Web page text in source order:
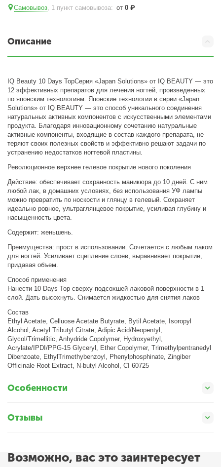
Самовывоз, 1 пункт самовывоза: от0 ₽
Описание
IQ Beauty 10 Days TopСерия «Japan Solutions» от IQ BEAUTY — это
12 эффективных препаратов для лечения ногтей, произведенных
по японским технологиям. Японские технологии в серии «Japan
Solutions» от IQ BEAUTY — это способ уникального соединения
натуральных активных компонентов с искусственными элементами
продукта. Благодаря инновационному сочетанию натуральные
активные компоненты, входящие в состав каждого препарата, не
теряют своих полезных свойств и эффективно решают задачи по
устранению недостатков ногтевой пластины.
Революционное верхнее гелевое покрытие нового поколения
Действие: обеспечивает сохранность маникюра до 10 дней. С ним
любой лак, в домашних условиях, без использования УФ лампы
можно превратить по носкости и глянцу в гелевый. Сохраняет
идеально ровное, ультраглянцевое покрытие, усиливая глубину и
насыщенность цвета.
Содержит: женьшень.
Преимущества: прост в использовании. Сочетается с любым лаком
для ногтей. Усиливает сцепление слоев, выравнивает покрытие,
придавая объем.
Способ применения
Нанести 10 Days Top сверху подсохшей лаковой поверхности в 1
слой. Дать высохнуть. Снимается жидкостью для снятия лаков
Состав
Ethyl Acetate, Celluose Acetate Butyrate, Bytil Acetate, Isoropyl
Alcohol, Acetyl Tributyl Citrate, Adipic Acid/Neopentyl,
Glycol/Trimellitic, Anhydride Copolymer, Hydroxyethyl,
Acrylate/IPDI/PPG-15 Glyceryl, Ether Copolymer, Trimethylpentranedyl
Dibenzoate, EthylTrimethybenzoyl, Phenylphosphinate, Zingiber
Officinale Root Extract, N-butyl Alcohol, CI 60725
Особенности
Отзывы
Возможно, вас это заинтересует